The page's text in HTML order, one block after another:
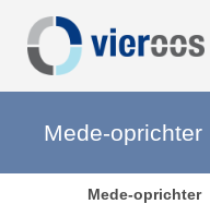
naar
inhoud
Home
Mede-oprichter
Mede-oprichter